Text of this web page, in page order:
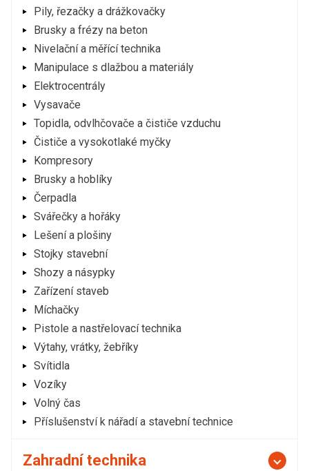
Pily, řezačky a drážkovačky
Brusky a frézy na beton
Nivelační a měřící technika
Manipulace s dlažbou a materiály
Elektrocentrály
Vysavače
Topidla, odvlhčovače a čističe vzduchu
Čističe a vysokotlaké myčky
Kompresory
Brusky a hoblíky
Čerpadla
Svářečky a hořáky
Lešení a plošiny
Stojky stavební
Shozy a násypky
Zařízení staveb
Míchačky
Pistole a nastřelovací technika
Výtahy, vrátky, žebříky
Svítidla
Vozíky
Volný čas
Příslušenství k nářadí a stavební technice
Zahradní technika